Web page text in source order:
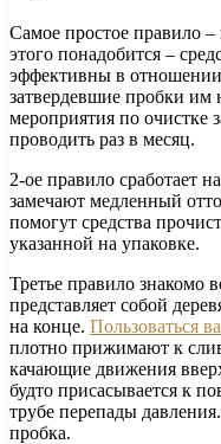
Самое простое правило –
этого понадобится –
эффективны в
затвердевшие пробки им
мероприятия по очистке
проводить раз в месяц.
2-ое правило сработает
замечают медленный
помогут средства
указанной на упаковке.
Третье правило знакомо
представляет собой
на конце. Пользоваться
плотно прижимают к
качающие движения
будто присасывается к
трубе перепады
пробка.